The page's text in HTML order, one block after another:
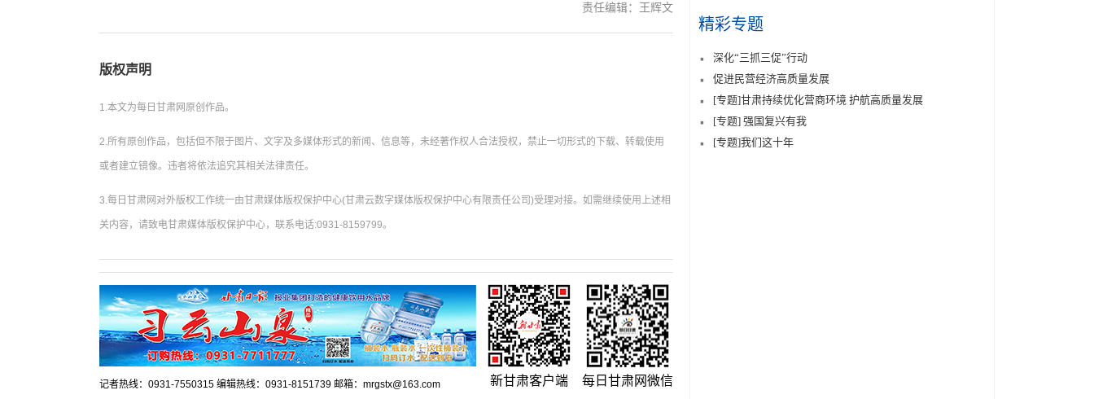
责任编辑：王辉文
版权声明
1.本文为每日甘肃网原创作品。
2.所有原创作品，包括但不限于图片、文字及多媒体形式的新闻、信息等，未经著作权人合法授权，禁止一切形式的下载、转载使用
或者建立镜像。违者将依法追究其相关法律责任。
3.每日甘肃网对外版权工作统一由甘肃媒体版权保护中心(甘肃云数字媒体版权保护中心有限责任公司)受理对接。如需继续使用上述相
关内容，请致电甘肃媒体版权保护中心，联系电话:0931-8159799。
记者热线：0931-7550315 编辑热线：0931-8151739 邮箱：mrgstx@163.com 新甘肃客户端 每日甘肃网微信
精彩专题
深化“三抓三促”行动
促进民营经济高质量发展
[专题]甘肃持续优化营商环境 护航高质量发展
[专题] 强国复兴有我
[专题]我们这十年